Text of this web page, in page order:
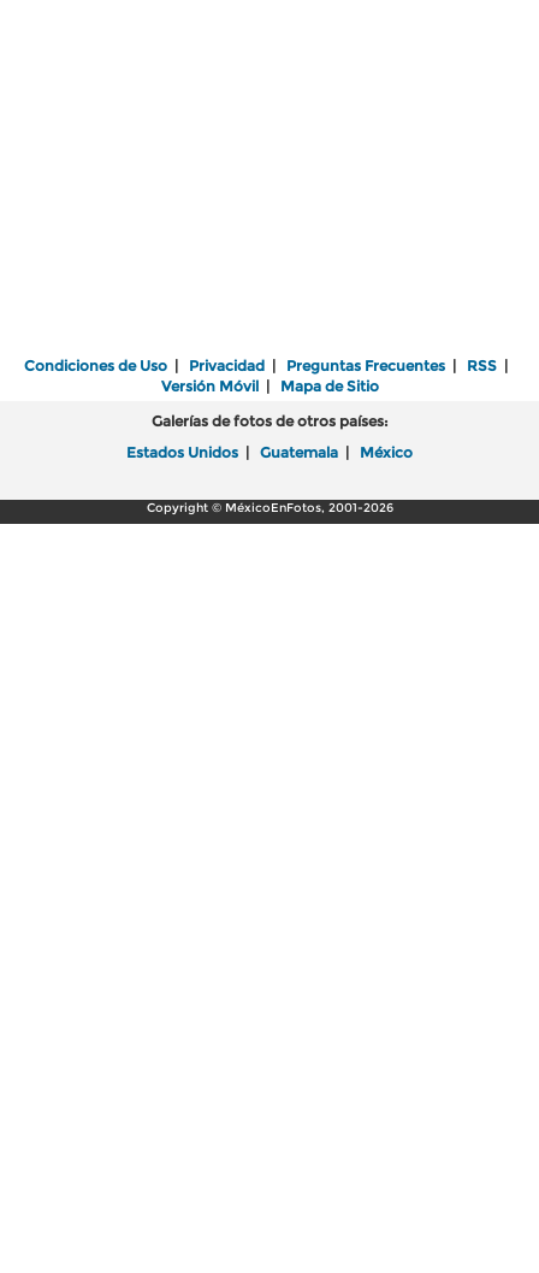
Condiciones de Uso | Privacidad | Preguntas Frecuentes | RSS |
Versión Móvil| Mapa de Sitio
Galerías de fotos de otros países:
Estados Unidos | Guatemala | México
Copyright © MéxicoEnFotos, 2001-2026